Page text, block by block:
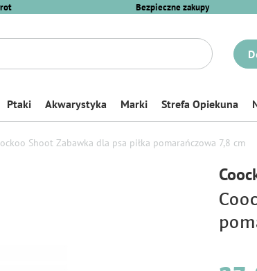
Bezpieczne zakupy
Ptaki Akwarystyka Marki Strefa Opiekuna
Shoot Zabawka dla psa piłka pomarańczowa 7,8 cm